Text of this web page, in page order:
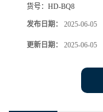
货号： HD-BQ8
发布日期： 2025-06-05
更新日期： 2025-06-05